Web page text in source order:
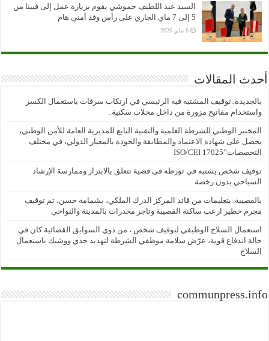
السيد عبد اللطيف حموشي يقوم بزيارة عمل إلى فيينا من
5 إلى 7 ماي الجاري على رأس وفد أمني هام
6 مايو 2026
أحدث المقالات
بالجديدة..توقيف المشتبه فيه الرئيسي في ارتكاب سرقات باستعمال الكسر
واستخدام مفاتيح مزورة من داخل محلات سكنية..
المختبر الوطني للشرطة العلمية والتقنية التابع للمديرية العامة للأمن الوطني،
يحصل على شهادة الاعتماد والمطابقة والجودة بالمعيار الدولي، في مختلف
التخصصات”ISO/CEI 17025
توقيف شخص يشتبه في تورطه في قضية تتعلق بالابتزاز وممارسة الإرشاد
السياحي بدون رخصة
بالقصيبة..بتعليمات من قائد المركز الدرك الملكي، بشمامة حسن، تم توقيف
مجرم خطير ارعب ساكنة القصيبة وتاجر مخدرات بالمدينة والنواحي
استعمال السلاح الوظيفي لتوقيف شخص ، من ذوي السوابق القضائية كان في
حالة اندفاع قوية، عرّض سلامة موظفي الشرطة لتهديد جدي ووشيك باستعمال
السلاح
communpress.info